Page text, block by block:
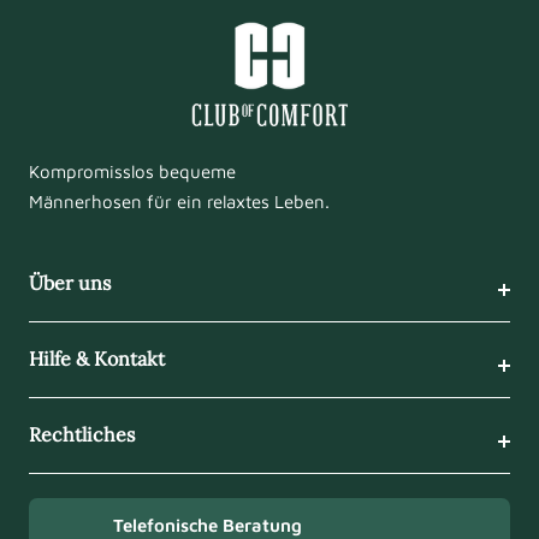
Kompromisslos bequeme
Männerhosen für ein relaxtes Leben.
Über uns
Hilfe & Kontakt
Rechtliches
Telefonische Beratung